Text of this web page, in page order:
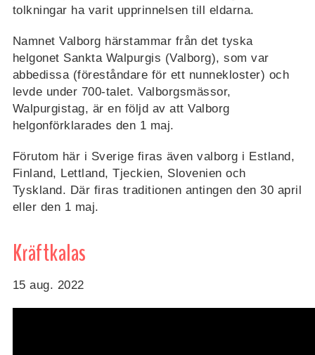
tolkningar ha varit upprinnelsen till eldarna.
Namnet Valborg härstammar från det tyska
helgonet Sankta Walpurgis (Valborg), som var
abbedissa (föreståndare för ett nunnekloster) och
levde under 700-talet. Valborgsmässor,
Walpurgistag, är en följd av att Valborg
helgonförklarades den 1 maj.
Förutom här i Sverige firas även valborg i Estland,
Finland, Lettland, Tjeckien, Slovenien och
Tyskland. Där firas traditionen antingen den 30 april
eller den 1 maj.
Kräftkalas
15 aug. 2022